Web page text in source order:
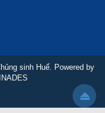
sinh Huế. Powered by